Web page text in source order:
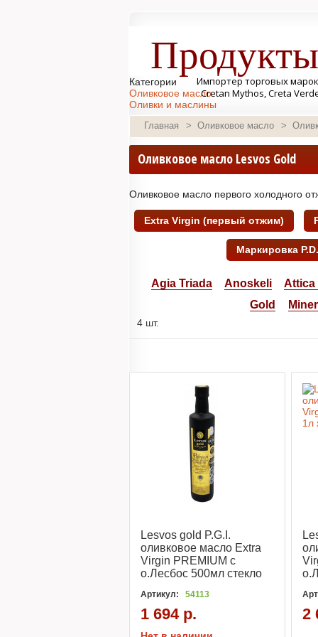
Импортер торговых
Cretan Mythos, Creta
Категории
Оливковое масло
Оливки и маслины
Консервы и бакалея
Соусы
Cладости
Сыр
Напитки
Косметика
Главная > Оливковое масло >
Оливковое масло Lesvos Gold
Оливковое масло первого холодного
Extra Virgin (первый отжим)
Маркировка
Agia Triada Anoskeli
Attica
Gold
4 шт.
Lesvos gold P.G.I.
оливковое масло Extra
Virgin PREMIUM с
o.Лесбос 500мл стекло
Артикул: 54113
1 694 р. 2